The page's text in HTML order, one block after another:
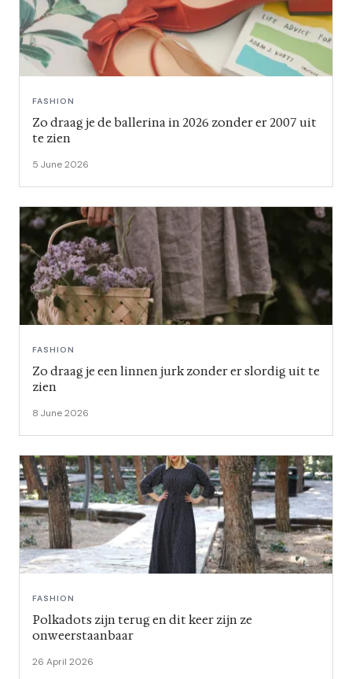
FASHION
Zo draag je de ballerina in 2026 zonder er 2007 uit
te zien
5 June 2026
FASHION
Zo draag je een linnen jurk zonder er slordig uit te
zien
8 June 2026
FASHION
Polkadots zijn terug en dit keer zijn ze
onweerstaanbaar
26 April 2026